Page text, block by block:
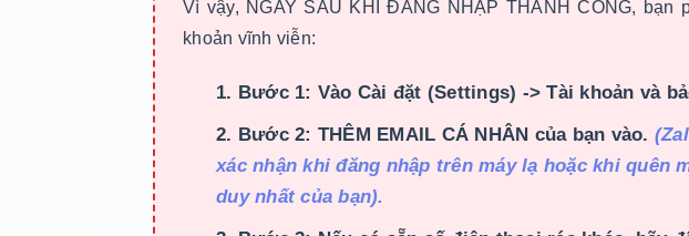
Vì vậy, NGAY SAU KHI ĐĂNG NHẬP THÀNH CÔNG,
khoản vĩnh viễn:
Bước 1: Vào Cài đặt (Settings) -> Tài khoản và
Bước 2: THÊM EMAIL CÁ NHÂN của bạn vào.
xác nhận khi đăng nhập trên máy lạ hoặc khi quên
duy nhất của bạn).